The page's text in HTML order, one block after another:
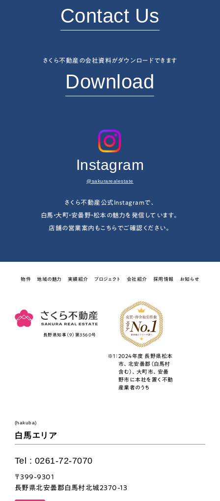
Contact Us
さくら不動産の会社資料がダウンロードできます
Download
Instagram
@sakurarealestate
さくら不動産公式Instagramで、
白馬・大町・安曇野・松本の魅力を発信しています。
店舗の営業案内もこちらでご確認ください。
物件 地域の魅力 実績紹介 プロジェクト 会社紹介 採用情報 お知らせ
長野県知事（9）第3560号
※1：2024年度 長野県松本
市、北安曇郡（白馬村
含む）、大町市、安曇
野市に本社を置く不動
産業者のうち
(hakuba)
白馬エリア
Tel : 0261-72-7070
〒399-9301
長野県北安曇郡白馬村北城2370-13